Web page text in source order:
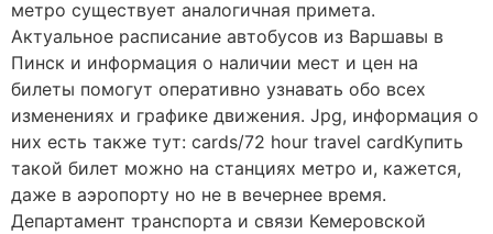
метро существует аналогичная примета.
Актуальное расписание автобусов из Варшавы в
Пинск и информация о наличии мест и цен на
билеты помогут оперативно узнавать обо всех
изменениях и графике движения. Jpg, информация о
них есть также тут: cards/72 hour travel cardКупить
такой билет можно на станциях метро и, кажется,
даже в аэропорту но не в вечернее время.
Департамент транспорта и связи Кемеровской